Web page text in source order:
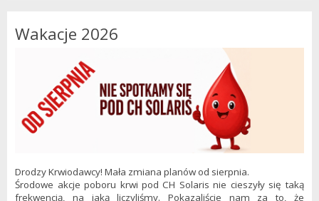
Wakacje 2026
Drodzy Krwiodawcy! Mała zmiana planów od sierpnia.
Środowe akcje poboru krwi pod CH Solaris nie cieszyły się taką
frekwencją, na jaką liczyliśmy. Pokazaliście nam za to, że